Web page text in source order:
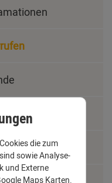
die zum
sowie Analyse-
und Externe
Maps Karten.